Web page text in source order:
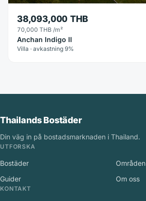
38,093,000 THB
70,000 THB /m²
Anchan Indigo II
Villa · avkastning 9%
Thailands Bostäder
Din väg in på bostadsmarknaden i Thailand.
UTFORSKA
Bostäder
Områden
Guider
Om oss
KONTAKT